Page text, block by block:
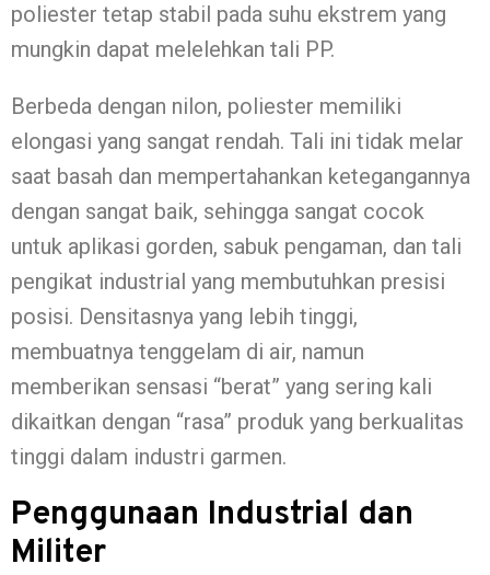
poliester tetap stabil pada suhu ekstrem yang
mungkin dapat melelehkan tali PP.
Berbeda dengan nilon, poliester memiliki
elongasi yang sangat rendah. Tali ini tidak melar
saat basah dan mempertahankan ketegangannya
dengan sangat baik, sehingga sangat cocok
untuk aplikasi gorden, sabuk pengaman, dan tali
pengikat industrial yang membutuhkan presisi
posisi. Densitasnya yang lebih tinggi,
membuatnya tenggelam di air, namun
memberikan sensasi “berat” yang sering kali
dikaitkan dengan “rasa” produk yang berkualitas
tinggi dalam industri garmen.
Penggunaan Industrial dan
Militer